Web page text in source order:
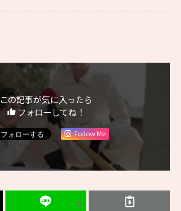
この記事が気に入ったら
フォローしてね！
Follow Me